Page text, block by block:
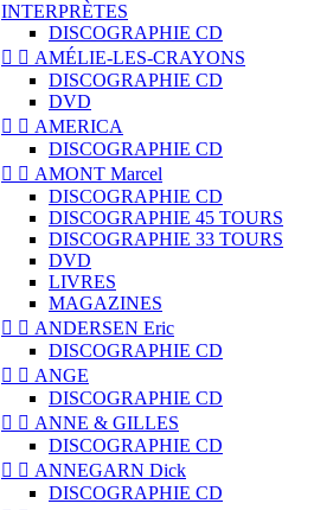
INTERPRÈTES
DISCOGRAPHIE CD
  AMÉLIE-LES-CRAYONS
DISCOGRAPHIE CD
DVD
  AMERICA
DISCOGRAPHIE CD
  AMONT Marcel
DISCOGRAPHIE CD
DISCOGRAPHIE 45 TOURS
DISCOGRAPHIE 33 TOURS
DVD
LIVRES
MAGAZINES
  ANDERSEN Eric
DISCOGRAPHIE CD
  ANGE
DISCOGRAPHIE CD
  ANNE & GILLES
DISCOGRAPHIE CD
  ANNEGARN Dick
DISCOGRAPHIE CD